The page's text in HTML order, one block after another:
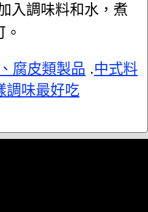
入調味料和水，煮
腐皮類製品 .中式料
調味最好吃